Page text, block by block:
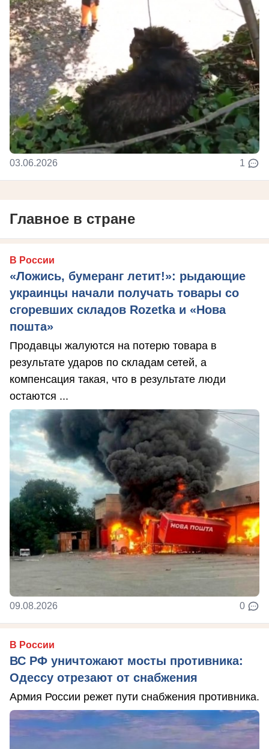
03.06.2026 1
Главное в стране
В России
«Ложись, бумеранг летит!»: рыдающие
украинцы начали получать товары со
сгоревших складов Rozetka и «Нова
пошта»
Продавцы жалуются на потерю товара в
результате ударов по складам сетей, а
компенсация такая, что в результате люди
остаются ...
09.08.2026 0
В России
ВС РФ уничтожают мосты противника:
Одессу отрезают от снабжения
Армия России режет пути снабжения противника.